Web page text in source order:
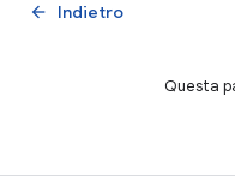
Indietro
arrow_back
Questa